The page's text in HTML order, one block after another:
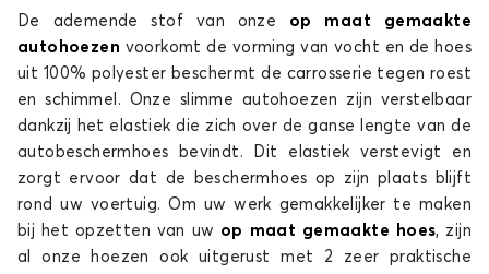
De ademende stof van onze op maat gemaakte
autohoezen voorkomt de vorming van vocht en de hoes
uit 100% polyester beschermt de carrosserie tegen roest
en schimmel. Onze slimme autohoezen zijn verstelbaar
dankzij het elastiek die zich over de ganse lengte van de
autobeschermhoes bevindt. Dit elastiek verstevigt en
zorgt ervoor dat de beschermhoes op zijn plaats blijft
rond uw voertuig. Om uw werk gemakkelijker te maken
bij het opzetten van uw op maat gemaakte hoes, zijn
al onze hoezen ook uitgerust met 2 zeer praktische